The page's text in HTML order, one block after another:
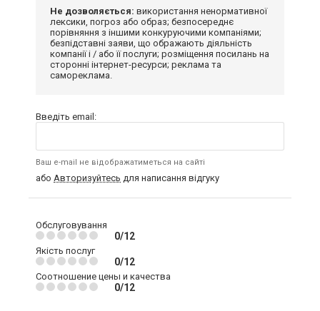
Не дозволяється: використання ненормативної
лексики, погроз або образ; безпосереднє
порівняння з іншими конкуруючими компаніями;
безпідставні заяви, що ображають діяльність
компанії і / або її послуги; розміщення посилань на
сторонні інтернет-ресурси; реклама та
самореклама.
Введіть email:
Ваш e-mail не відображатиметься на сайті
або Авторизуйтесь для написання відгуку
Обслуговування
0/12
Якість послуг
0/12
Соотношение цены и качества
0/12